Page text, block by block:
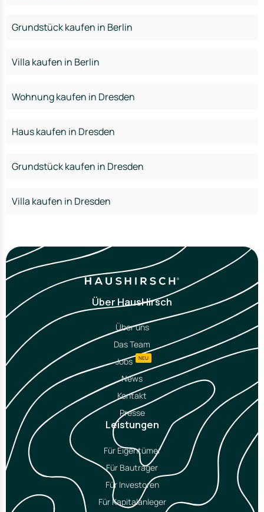
Grundstück kaufen in Berlin
Villa kaufen in Berlin
Wohnung kaufen in Dresden
Haus kaufen in Dresden
Grundstück kaufen in Dresden
Villa kaufen in Dresden
Über HausHirsch
Über uns
Das Team
Jobs
NEU
News
Kontakt
Presse
Leistungen
Für Eigentümer
Für Bauträger
Für Investoren
Für Kapitalanleger